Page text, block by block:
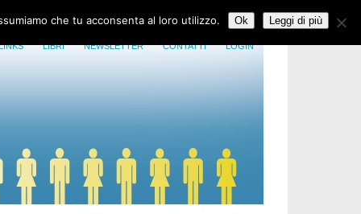
LIBRI NEWSLETTER CONTATTI LOGIN
che tu acconsenta al loro utilizzo. Ok Leggi di più